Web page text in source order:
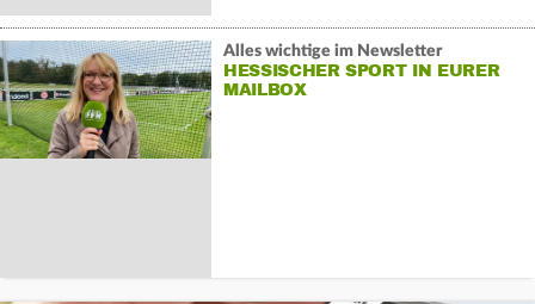
Alles wichtige im Newsletter
HESSISCHER SPORT IN EURER
MAILBOX